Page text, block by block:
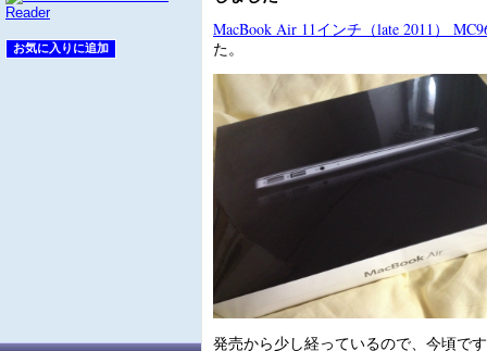
MacBook Air 11インチ（late 2011）
た。
発売から少し経っているので、今頃で